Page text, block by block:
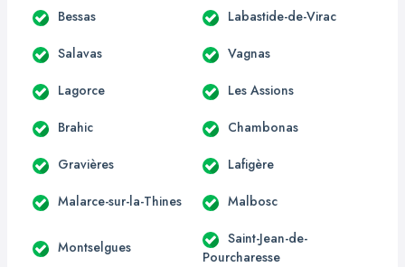
Bessas Labastide-de-Virac
Salavas Vagnas
Lagorce Les Assions
Brahic Chambonas
Gravières Lafigère
Malarce-sur-la-Thines Malbosc
Montselgues
Saint-Jean-de-
Pourcharesse